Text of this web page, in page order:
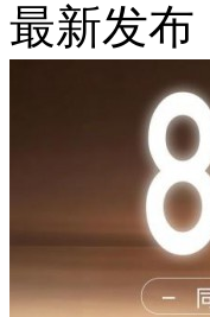
最新发布